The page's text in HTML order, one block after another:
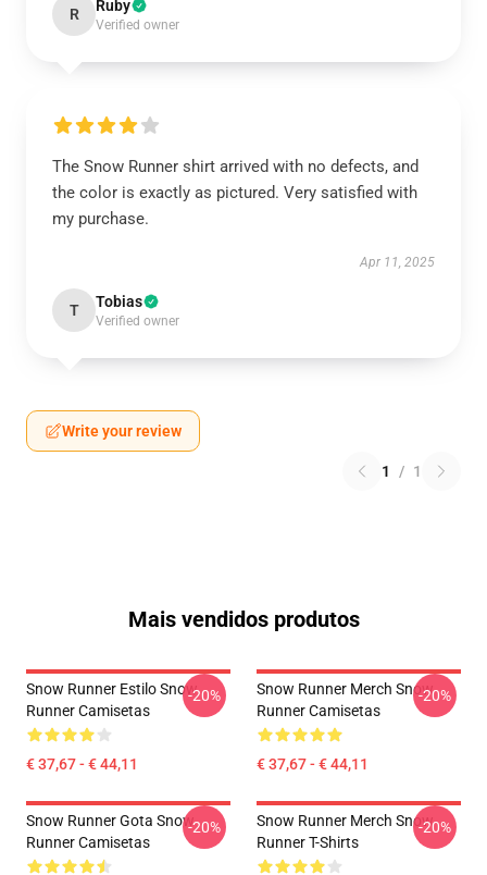
R Ruby
Verified owner
The Snow Runner shirt arrived with no defects, and
the color is exactly as pictured. Very satisfied with
my purchase.
Apr 11, 2025
T Tobias
Verified owner
Write your review
1 / 1
Mais vendidos produtos
Snow Runner Estilo Snow
Runner Camisetas
€ 37,67 - € 44,11
-20%
Snow Runner Merch Snow
Runner Camisetas
€ 37,67 - € 44,11
-20%
Snow Runner Gota Snow
Runner Camisetas
-20%
Snow Runner Merch Snow
Runner T-Shirts
-20%